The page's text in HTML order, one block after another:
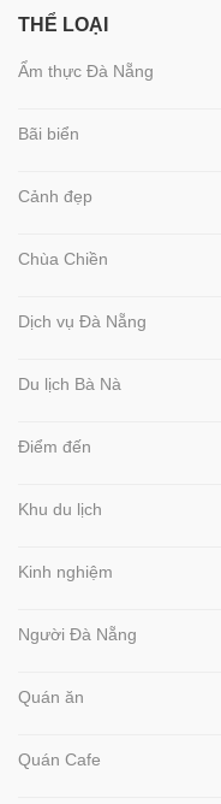
THỂ LOẠI
Ẩm thực Đà Nẵng
Bãi biển
Cảnh đẹp
Chùa Chiền
Dịch vụ Đà Nẵng
Du lịch Bà Nà
Điểm đến
Khu du lịch
Kinh nghiệm
Người Đà Nẵng
Quán ăn
Quán Cafe